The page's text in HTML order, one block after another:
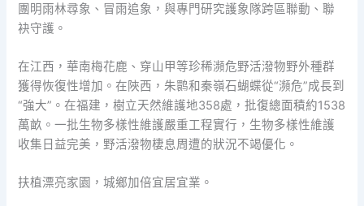
團明雨林尋象、冒雨追象，與專門研究護象隊跨區聯動、聯
袂守護。
在江西，華南梅花鹿、穿山甲等珍稀瀕危野活潑物野外種群
獲得恢復性增加。在陜西，朱鹮和秦嶺石蝴蝶從“瀕危”成長到
“強大”。在福建，樹立天然維護地358處，批復總面積約1538
萬畝。一批生物多樣性維護嚴重工程實行，生物多樣性維護
收集日益完美，野活潑物棲息周遭的狀況不竭優化。
扶植漂亮家園，城鄉加倍宜居宜業。